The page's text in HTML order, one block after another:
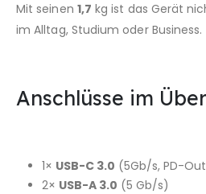
Mit seinen 1,7 kg ist das Gerät
im Alltag, Studium oder Business.
Anschlüsse im
1× USB-C 3.0 (5Gb/​s, PD-
2× USB-A 3.0 (5 Gb/s)